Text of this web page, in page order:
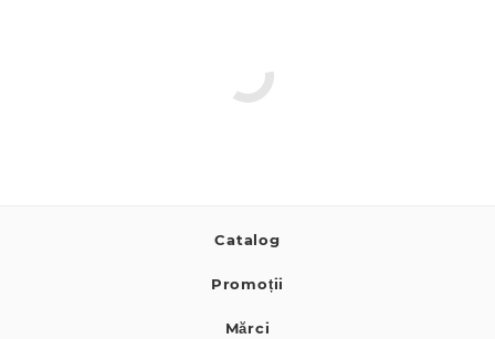
Catalog
Promoții
Mărci